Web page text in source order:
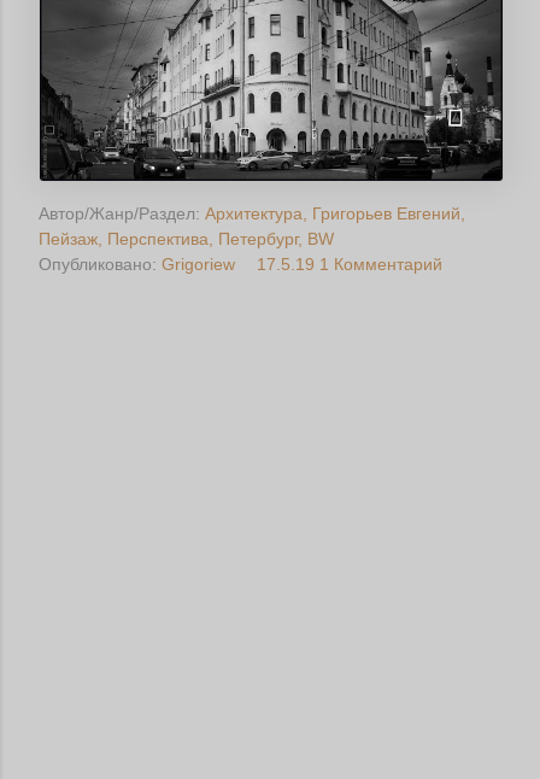
Автор/Жанр/Раздел: Архитектура Григорьев Евгений
Пейзаж Перспектива Петербург BW
Опубликовано: Grigoriew 17.5.19 1 Комментарий